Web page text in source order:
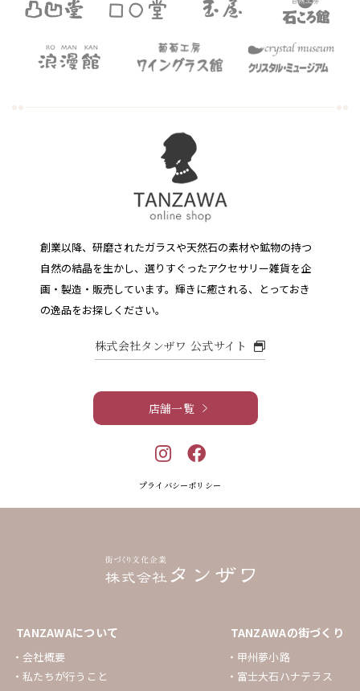
創業以降、研磨されたガラスや天然石の素材や鉱物の持つ
自然の結晶を生かし、選りすぐったアクセサリー雑貨を企
画・製造・販売しています。 輝きに癒される、とっておき
の逸品をお探しください。
株式会社タンザワ 公式サイト
店舗一覧
プライバシーポリシー
TANZAWAについて
会社概要
私たちが行うこと
TANZAWAの街づくり
甲州夢小路
富士大石ハナテラス